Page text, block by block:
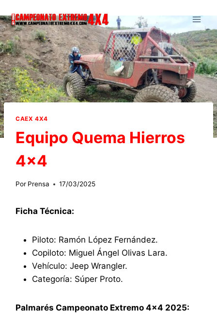
al
contenido
CAEX 4X4
Equipo Quema Hierros
4×4
Por Prensa 17/03/2025
Ficha Técnica:
Piloto: Ramón López Fernández.
Copiloto: Miguel Ángel Olivas Lara.
Vehículo: Jeep Wrangler.
Categoría: Súper Proto.
Palmarés Campeonato Extremo 4×4 2025: